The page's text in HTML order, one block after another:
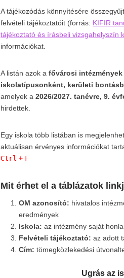
A tájékozódás könnyítésére
felvételi tájékoztatóit (forrás: KIFIR
tájékoztató és írásbeli vizsgahelyszín
információkat.
A listán azok a fővárosi intézmények
iskolatípusonként, kerületi
amelyek a 2026/2027. tanévre, 9.
hirdettek.
Egy iskola több listában is
aktuálisan érvényes információkat
Ctrl + F
Mit érhet el a táblázatok
OM azonosító: hivatalos
eredmények
Iskola: az intézmény saját
Felvételi tájékoztató: az adott
Cím: tömegközlekedési
Ugrás az